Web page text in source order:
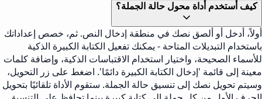
كيف أستخدم أداة محول حالة الجملة؟
أولاً، أدخل أو ألصق نصك في منطقة إدخال النص. ثم، خصص إعداداتك
باستخدام التبديلات المتاحة - يمكنك تفعيل الكتابة الكبيرة الذكية
للأسماء الصحيحة، واختيار استخدام الاقتباسات الذكية، وإضافة كلمات
معينة إلى قائمة 'إدخال الكتابة الكبيرة دائمًا'. اضغط على زر التحويل،
وسيتم تحويل نصك إلى تنسيق حالة الجملة. ستقوم الأداة تلقائيًا بتحويل